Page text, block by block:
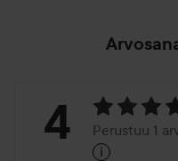
4 Perustuu 1
i